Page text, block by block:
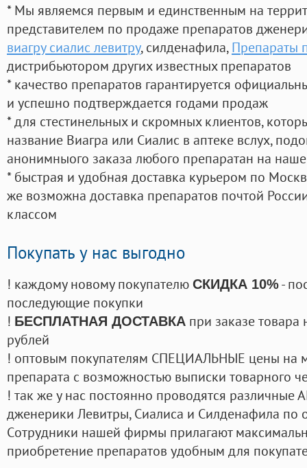
* Мы являемся первым и единственным на
представителем по продаже препаратов
виагру сиалис левитру, силденафила, Препараты
дистрибьютором других известных препаратов
* качество препаратов гарантируется
и успешно подтверждается годами продаж
* для стестинельных и скромных клиентов,
название Виагра или Сиалис в аптеке вслух,
анонимныого заказа любого препаратан на
* быстрая и удобная доставка курьером по
же возможна доставка препаратов почтой
классом
Покупать у нас выгодно
! каждому новому покупателю СКИДКА 10%-
последующие покупки
! БЕСПЛАТНАЯ ДОСТАВКА при заказе
рублей
! оптовым покупателям СПЕЦИАЛЬНЫЕ цены на
препарата с возможностью выписки товарного
! так же у нас постоянно проводятся
дженерики Левитры, Сиалиса и Силденафила по
Cотрудники нашей фирмы прилагают
приобретение препаратов удобным для